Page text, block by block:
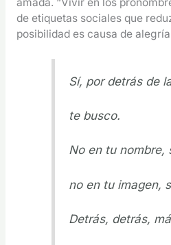
de etiquetas sociales que
posibilidad es causa de
Sí, por detrás de
te busco.
No en tu nombre,
no en tu imagen,
Detrás, detrás,